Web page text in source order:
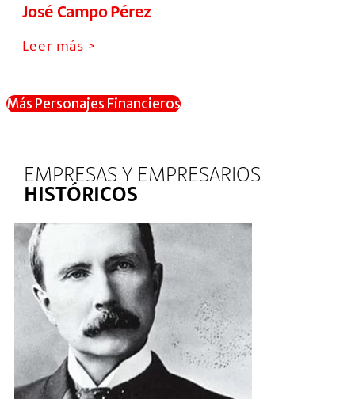
José Campo Pérez
Leer más >
Más Personajes Financieros
EMPRESAS Y EMPRESARIOS
HISTÓRICOS